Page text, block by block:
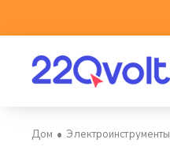
Электроинструменты